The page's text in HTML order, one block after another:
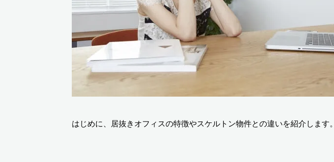
はじめに、居抜きオフィスの特徴やスケルトン物件との違いを紹介します。